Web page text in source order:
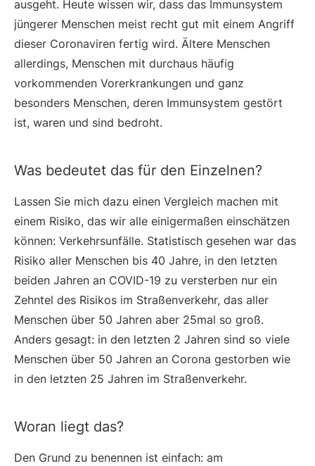
ausgeht. Heute wissen wir, dass das Immunsystem
jüngerer Menschen meist recht gut mit einem Angriff
dieser Coronaviren fertig wird. Ältere Menschen
allerdings, Menschen mit durchaus häufig
vorkommenden Vorerkrankungen und ganz
besonders Menschen, deren Immunsystem gestört
ist, waren und sind bedroht.
Was bedeutet das für den Einzelnen?
Lassen Sie mich dazu einen Vergleich machen mit
einem Risiko, das wir alle einigermaßen einschätzen
können: Verkehrsunfälle. Statistisch gesehen war das
Risiko aller Menschen bis 40 Jahre, in den letzten
beiden Jahren an COVID-19 zu versterben nur ein
Zehntel des Risikos im Straßenverkehr, das aller
Menschen über 50 Jahren aber 25mal so groß.
Anders gesagt: in den letzten 2 Jahren sind so viele
Menschen über 50 Jahren an Corona gestorben wie
in den letzten 25 Jahren im Straßenverkehr.
Woran liegt das?
Den Grund zu benennen ist einfach: am